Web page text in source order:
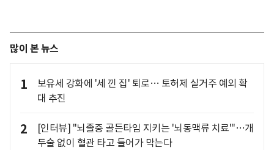
많이 본 뉴스
1
보유세 강화에 '세 낀 집' 퇴로… 토허제 실거주 예외 확
대 추진
2
[인터뷰] "뇌졸중 골든타임 지키는 '뇌동맥류 치료'"…개
두술 없이 혈관 타고 들어가 막는다